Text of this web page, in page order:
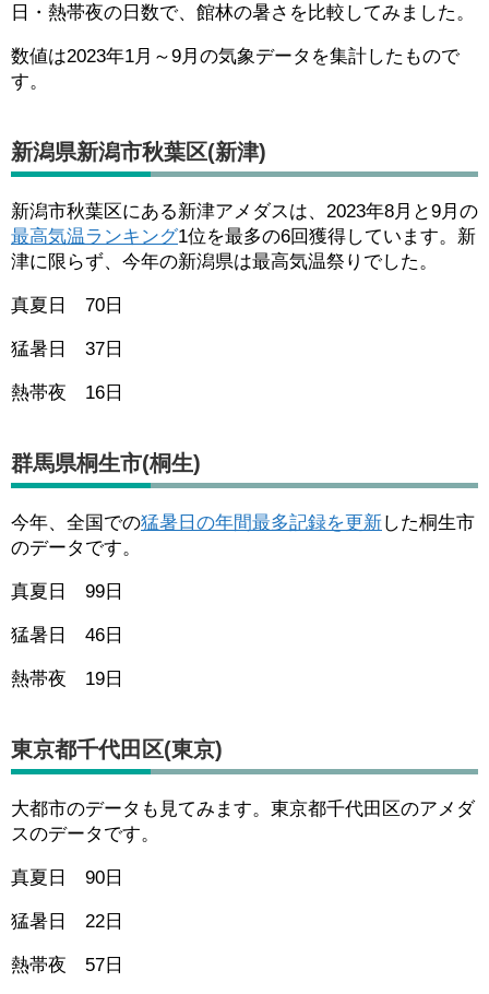
日・熱帯夜の日数で、館林の暑さを比較してみました。
数値は2023年1月～9月の気象データを集計したもので
す。
新潟県新潟市秋葉区(新津)
新潟市秋葉区にある新津アメダスは、2023年8月と9月の
最高気温ランキング1位を最多の6回獲得しています。新
津に限らず、今年の新潟県は最高気温祭りでした。
真夏日 70日
猛暑日 37日
熱帯夜 16日
群馬県桐生市(桐生)
今年、全国での猛暑日の年間最多記録を更新した桐生市
のデータです。
真夏日 99日
猛暑日 46日
熱帯夜 19日
東京都千代田区(東京)
大都市のデータも見てみます。東京都千代田区のアメダ
スのデータです。
真夏日 90日
猛暑日 22日
熱帯夜 57日